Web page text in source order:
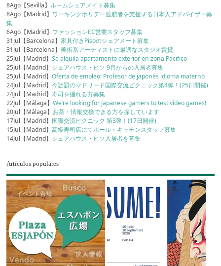
8Ago【Sevilla】 ルームシェアメイト募集
8Ago【Madrid】 ワーキングホリデー渡航者を支援する日本人アドバイザー募
集
6Ago【Madrid】 ファッションEC営業スタッフ募集
31Jul【Barcelona】家具付きPisoのシェアメート募集
31Jul【Barcelona】美術系アーティストに最適なスタジオ賃貸
25Jul【Madrid】Se alquila apartamento exterior en zona Pacifico
25Jul【Madrid】 シェアハウス・ピソ 9月からの入居者募集
25Jul【Madrid】Oferta de empleo: Profesor de japonés idioma materno
24Jul【Madrid】今話題のマドリード国際交流ピクニック第4弾！(25日開催)
24Jul【Madrid】寿司を握れる方募集
22Jul【Málaga】We’re looking for Japanese gamers to test video games!
20Jul【Málaga】 お茶・情報交換できる方を探しています
17Jul【Madrid】 国際交流ピクニック 第3弾！(17日開催)
15Jul【Madrid】高級寿司店にてホール・キッチンスタッフ募集
14Jul【Madrid】 シェアハウス・ピソ入居者を募集
Artículos populares